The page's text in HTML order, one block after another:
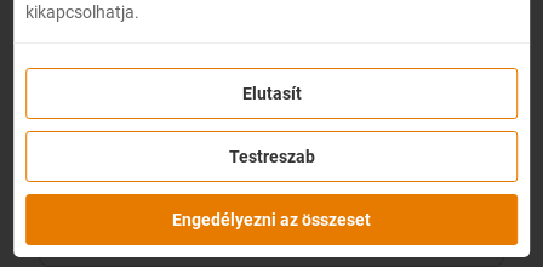
kikapcsolhatja.
Elutasít
Testreszab
Engedélyezni az összeset